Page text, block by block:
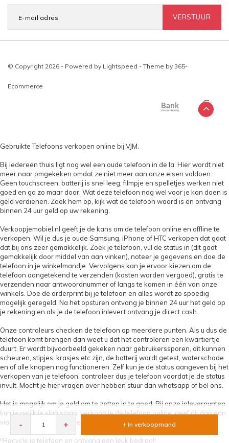
- + + In verkoopmand
VERSTUUR
© Copyright 2026 - Powered by Lightspeed - Theme by 365-
Ecommerce
Gebruikte Telefoons verkopen online bij VJM.
Bij iedereen thuis ligt nog wel een oude telefoon in de la. Hier wordt niet
meer naar omgekeken omdat ze niet meer aan onze eisen voldoen.
Geen touchscreen, batterij is snel leeg, filmpje en spelletjes werken niet
goed en ga zo maar door. Wat deze telefoon nog wel voor je kan doen is
geld verdienen. Zoek hem op, kijk wat de telefoon waard is en ontvang
binnen 24 uur geld op uw rekening.
Verkoopjemobiel.nl geeft je de kans om de telefoon online en offline te
verkopen. Wil je dus je oude Samsung, iPhone of HTC verkopen dat gaat
dat bij ons zeer gemakkelijk. Zoek je telefoon, vul de status in (dit gaat
gemakkelijk door middel van aan vinken), noteer je gegevens en doe de
telefoon in je winkelmandje. Vervolgens kan je ervoor kiezen om de
telefoon aangetekend te verzenden (kosten worden vergoed), gratis te
verzenden naar antwoordnummer of langs te komen in één van onze
winkels. Doe de orderprint bij je telefoon en alles wordt zo spoedig
mogelijk geregeld. Na het opsturen ontvang je binnen 24 uur het geld op
je rekening en als je de telefoon inlevert ontvang je direct cash.
Onze controleurs checken de telefoon op meerdere punten. Als u dus de
telefoon komt brengen dan weet u dat het controleren een kwartiertje
duurt. Er wordt bijvoorbeeld gekeken naar gebruikerssporen, dit kunnen
scheuren, stipjes, krasjes etc zijn, de batterij wordt getest, waterschade
en of alle knopen nog functioneren. Zelf kun je de status aangeven bij het
verkopen van je telefoon, controleer dus je telefoon voordat je de status
invult. Mocht je hier vragen over hebben stuur dan whatsapp of bel ons.
Het is mogelijk om je geld om te zetten in te goed. Bij onze inleverpunten
kun je gelijk je slag slaan, verkoop je de telefoon online, geef dit dan aan
via een email en wij maken een leuke deal voor jou!
!!Recycle je telefoon en ontvang een leuk bedrag!!